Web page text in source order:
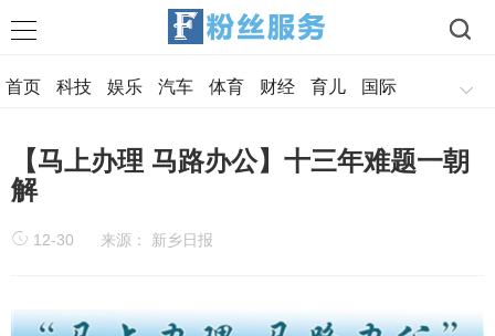
首页 科技 娱乐 汽车 体育 财经 育儿 国际
【马上办理 马路办公】十三年难题一朝
解
12-30 来源： 新乡日报